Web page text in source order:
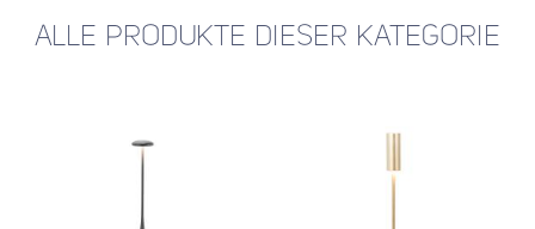
ALLE PRODUKTE DIESER KATEGORIE